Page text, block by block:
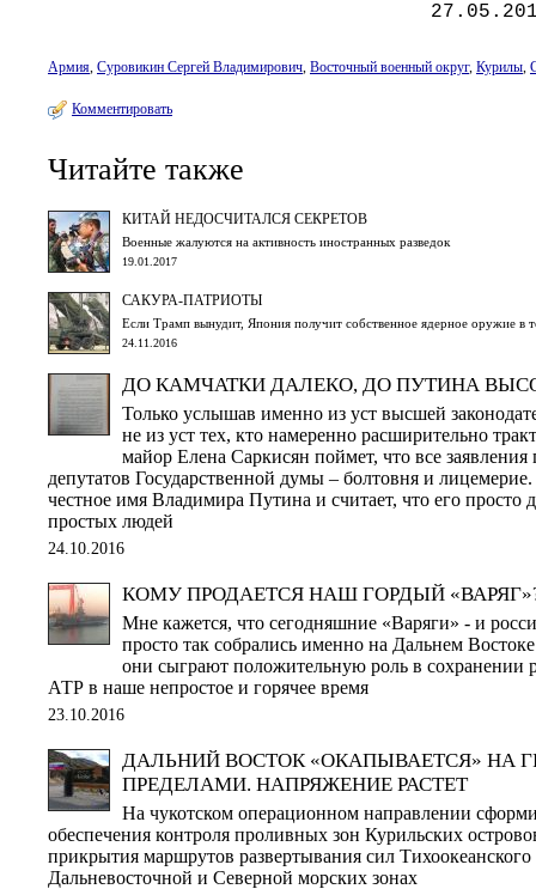
Армия, Суровикин Сергей Владимирович, Восточный военный округ, Курилы,
Комментировать
Читайте также
КИТАЙ НЕДОСЧИТАЛСЯ СЕКРЕТОВ
Военные жалуются на активность иностранных разведок
19.01.2017
САКУРА-ПАТРИОТЫ
Если Трамп вынудит, Япония получит собственное ядерное оружие в
24.11.2016
ДО КАМЧАТКИ ДАЛЕКО, ДО ПУТИНА
Только услышав именно из уст высшей
не из уст тех, кто намеренно расширительно
майор Елена Саркисян поймет, что все заявления
депутатов Государственной думы – болтовня и
честное имя Владимира Путина и считает, что его просто
простых людей
24.10.2016
КОМУ ПРОДАЕТСЯ НАШ ГОРДЫЙ
Мне кажется, что сегодняшние «Варяги» - и
просто так собрались именно на Дальнем
они сыграют положительную роль в сохранении
АТР в наше непростое и горячее время
23.10.2016
ДАЛЬНИЙ ВОСТОК «ОКАПЫВАЕТСЯ» НА
ПРЕДЕЛАМИ. НАПРЯЖЕНИЕ РАСТЕТ
На чукотском операционном направлении
обеспечения контроля проливных зон Курильских
прикрытия маршрутов развертывания сил Тихоокеанского
Дальневосточной и Северной морских зонах